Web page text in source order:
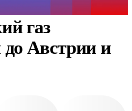
газ
до Австрии и